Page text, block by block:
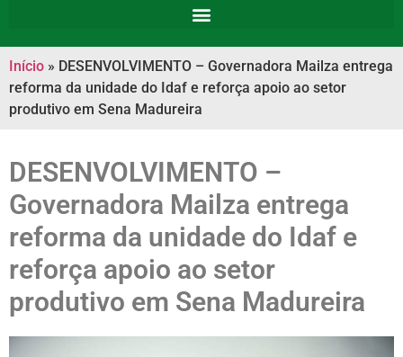
Início » DESENVOLVIMENTO – Governadora Mailza entrega
reforma da unidade do Idaf e reforça apoio ao setor
produtivo em Sena Madureira
DESENVOLVIMENTO –
Governadora Mailza entrega
reforma da unidade do Idaf e
reforça apoio ao setor
produtivo em Sena Madureira